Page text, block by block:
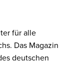
für alle
Das Magazin
deutschen